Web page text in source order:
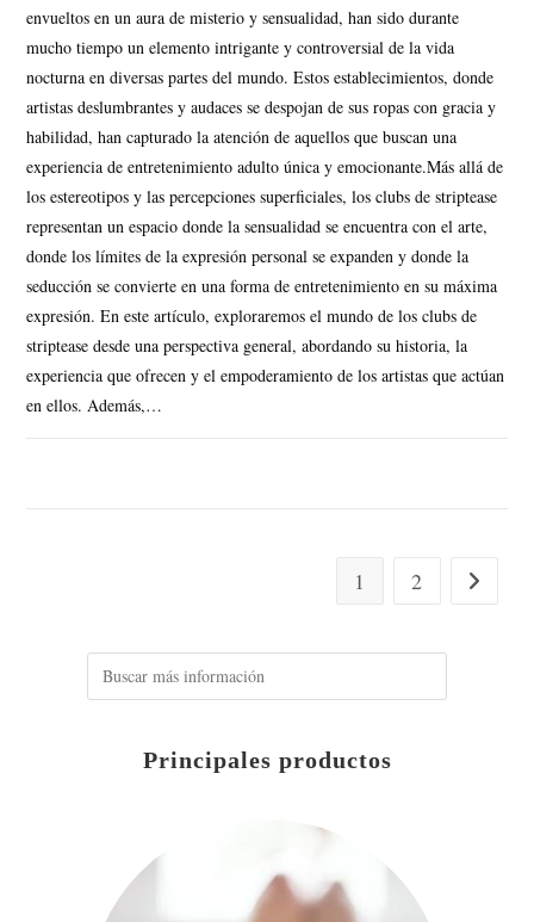
envueltos en un aura de misterio y sensualidad, han sido durante
mucho tiempo un elemento intrigante y controversial de la vida
nocturna en diversas partes del mundo. Estos establecimientos, donde
artistas deslumbrantes y audaces se despojan de sus ropas con gracia y
habilidad, han capturado la atención de aquellos que buscan una
experiencia de entretenimiento adulto única y emocionante.Más allá de
los estereotipos y las percepciones superficiales, los clubs de striptease
representan un espacio donde la sensualidad se encuentra con el arte,
donde los límites de la expresión personal se expanden y donde la
seducción se convierte en una forma de entretenimiento en su máxima
expresión. En este artículo, exploraremos el mundo de los clubs de
striptease desde una perspectiva general, abordando su historia, la
experiencia que ofrecen y el empoderamiento de los artistas que actúan
en ellos. Además,…
1 2
Principales productos